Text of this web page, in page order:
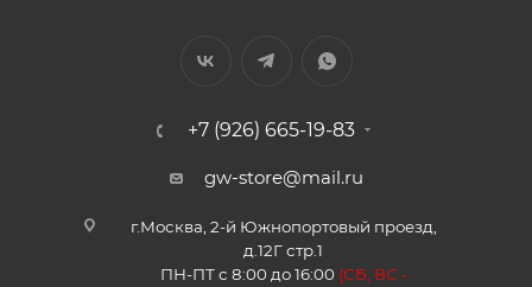
+7 (926) 665-19-83
gw-store@mail.ru
г.Москва, 2-й Южнопортовый проезд,
д.12Г стр.1
ПН-ПТ с 8:00 до 16:00 (СБ, ВС -